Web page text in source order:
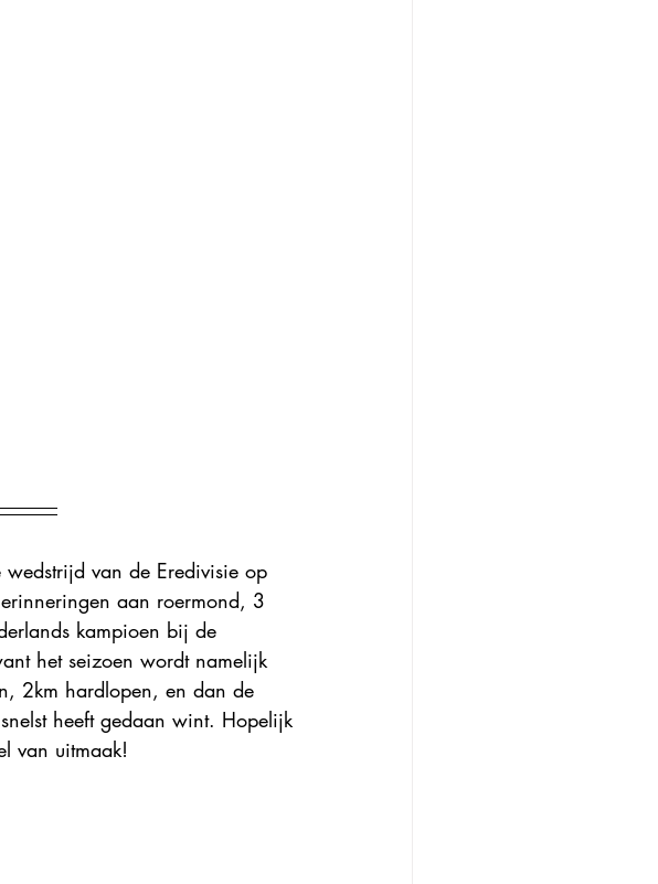
van de Eredivisie op
aan roermond, 3
kampioen bij de
het seizoen wordt namelijk
2km hardlopen, en dan de
heeft gedaan wint. Hopelijk
van uitmaak!